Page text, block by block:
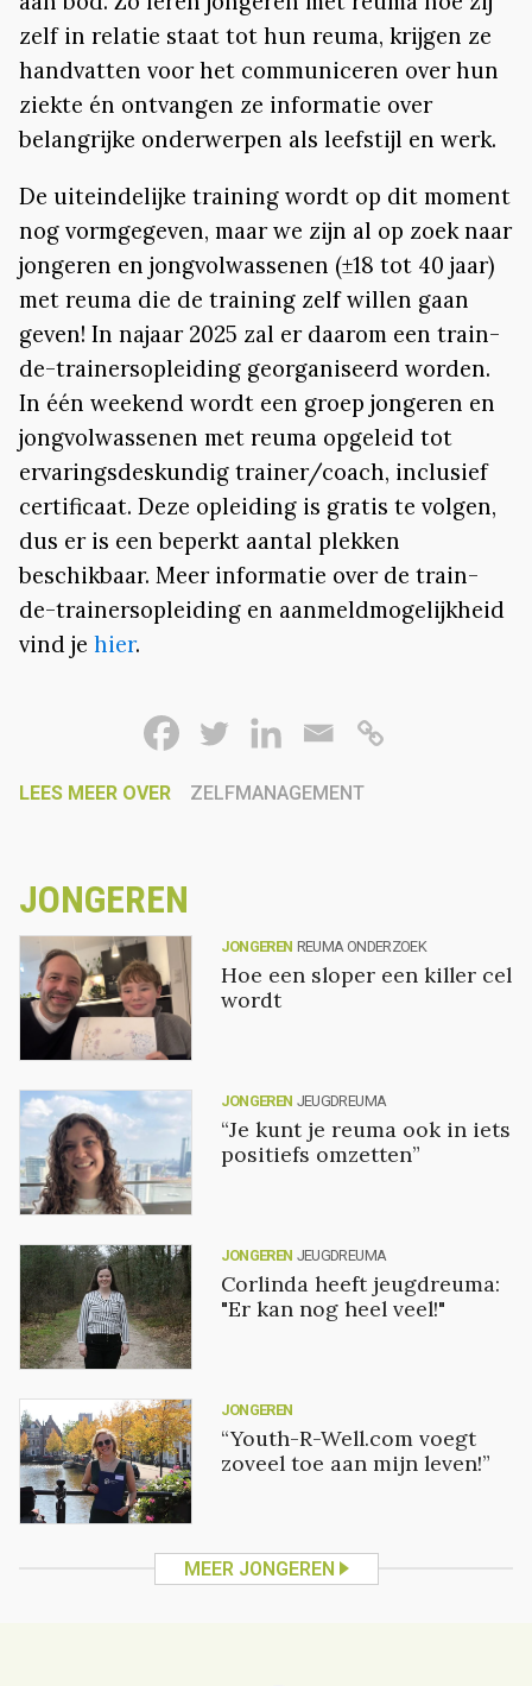
zelf in relatie staat tot hun reuma, krijgen ze
handvatten voor het communiceren over hun
ziekte én ontvangen ze informatie over
belangrijke onderwerpen als leefstijl en werk.
De uiteindelijke training wordt op dit moment
nog vormgegeven, maar we zijn al op zoek naar
jongeren en jongvolwassenen (±18 tot 40 jaar)
met reuma die de training zelf willen gaan
geven! In najaar 2025 zal er daarom een train-
de-trainersopleiding georganiseerd worden.
In één weekend wordt een groep jongeren en
jongvolwassenen met reuma opgeleid tot
ervaringsdeskundig trainer/coach, inclusief
certificaat. Deze opleiding is gratis te volgen,
dus er is een beperkt aantal plekken
beschikbaar. Meer informatie over de train-
de-trainersopleiding en aanmeldmogelijkheid
vind je hier.
LEES MEER OVER ZELFMANAGEMENT
JONGEREN
JONGEREN REUMA ONDERZOEK
Hoe een sloper een killer cel
wordt
JONGEREN JEUGDREUMA
“Je kunt je reuma ook in iets
positiefs omzetten”
JONGEREN JEUGDREUMA
Corlinda heeft jeugdreuma:
"Er kan nog heel veel!"
JONGEREN
“Youth-R-Well.com voegt
zoveel toe aan mijn leven!”
MEER JONGEREN